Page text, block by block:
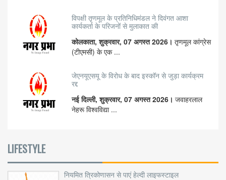
विपक्षी तृणमूल के प्रतिनिधिमंडल ने दिवंगत आशा
कार्यकर्ता के परिजनों से मुलाकात की
कोलकाता, शुक्रवार, 07 अगस्त 2026। तृणमूल कांग्रेस
(टीएमसी) के एक ...
जेएनयूएसयू के विरोध के बाद इस्कॉन से जुड़ा कार्यक्रम
रद्द
नई दिल्ली, शुक्रवार, 07 अगस्त 2026। जवाहरलाल
नेहरू विश्वविद्या ...
LIFESTYLE
नियमित त्रिकोणासन से पाएं हेल्दी लाइफस्टाइल